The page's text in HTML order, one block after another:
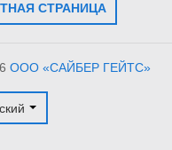
СТРАНИЦА
ООО «САЙБЕР ГЕЙТС»